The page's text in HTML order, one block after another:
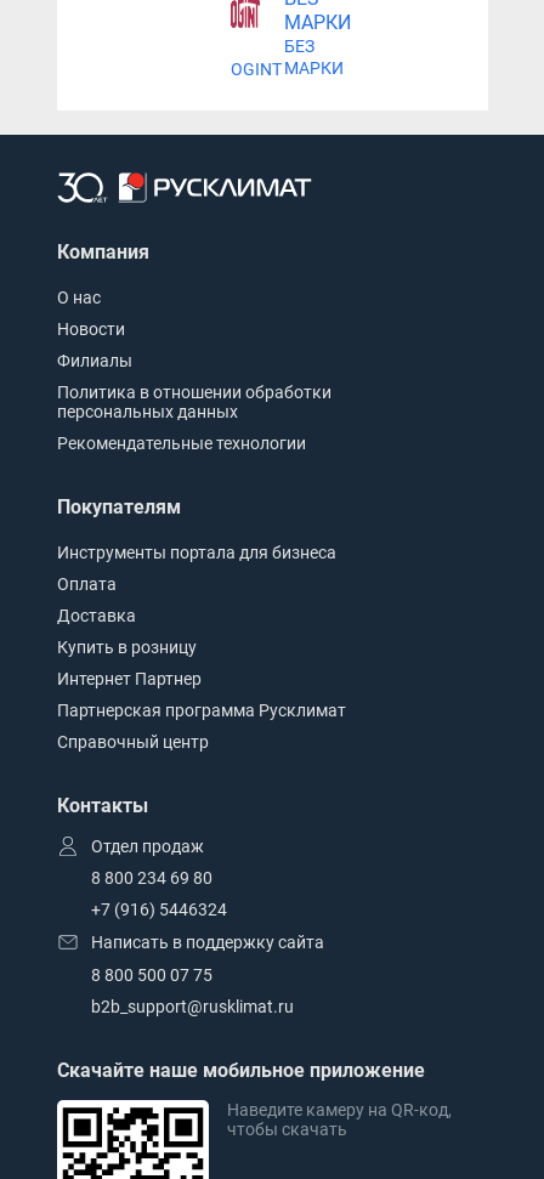
OGINT
БЕЗ
МАРКИ
Компания
О нас
Новости
Филиалы
Политика в отношении обработки
персональных данных
Рекомендательные технологии
Покупателям
Инструменты портала для бизнеса
Оплата
Доставка
Купить в розницу
Интернет Партнер
Партнерская программа Русклимат
Справочный центр
Контакты
Отдел продаж
8 800 234 69 80
+7 (916) 5446324
Написать в поддержку сайта
8 800 500 07 75
b2b_support@rusklimat.ru
Скачайте наше мобильное приложение
Наведите камеру на QR-код,
чтобы скачать